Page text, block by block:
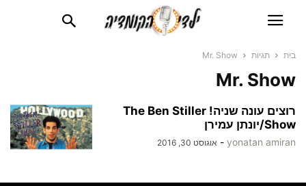
בית תגיות Mr. Show
Mr. Show
רוצים עונה שניה! The Ben Stiller
Show/יונתן עמירן
yonatan amiran
- אוגוסט 30, 2016